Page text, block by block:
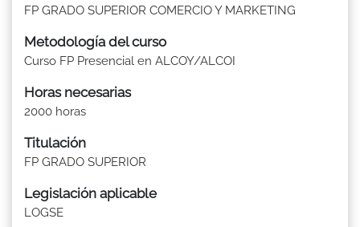
FP GRADO SUPERIOR COMERCIO Y MARKETING
Metodología del curso
Curso FP Presencial en ALCOY/ALCOI
Horas necesarias
2000 horas
Titulación
FP GRADO SUPERIOR
Legislación aplicable
LOGSE